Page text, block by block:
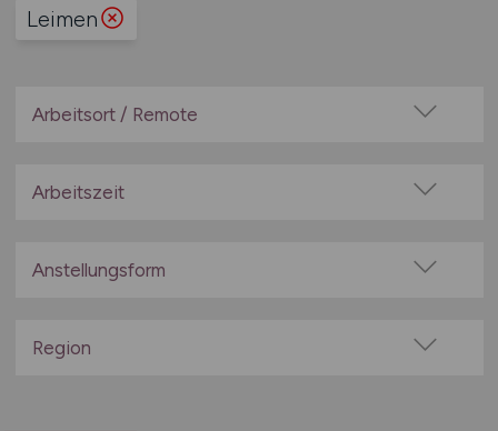
Leimen
Arbeitsort / Remote
Home-Office möglich / Hybrid
Remote aus dem Ausland möglich
Arbeitszeit
Teilzeit
Anstellungsform
befristete Anstellung
Region